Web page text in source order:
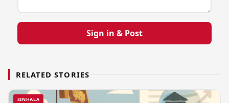
Sign in & Post
RELATED STORIES
SINHALA